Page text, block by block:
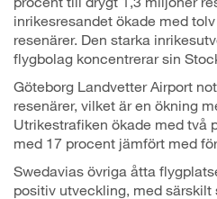
inrikesresandet ökade med
resenärer. Den starka
flygbolag koncentrerar sin
Göteborg Landvetter Airport
resenärer, vilket är en ökning
Utrikestrafiken ökade med två
med 17 procent jämfört med
Swedavias övriga åtta
positiv utveckling, med särskilt